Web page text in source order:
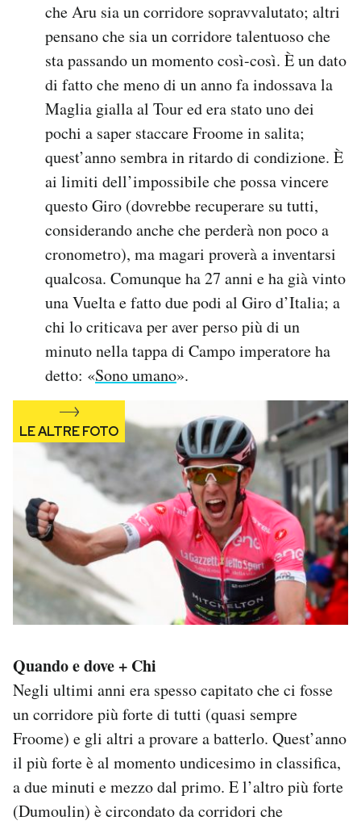
che Aru sia un corridore sopravvalutato; altri
pensano che sia un corridore talentuoso che
sta passando un momento così-così. È un dato
di fatto che meno di un anno fa indossava la
Maglia gialla al Tour ed era stato uno dei
pochi a saper staccare Froome in salita;
quest’anno sembra in ritardo di condizione. È
ai limiti dell’impossibile che possa vincere
questo Giro (dovrebbe recuperare su tutti,
considerando anche che perderà non poco a
cronometro), ma magari proverà a inventarsi
qualcosa. Comunque ha 27 anni e ha già vinto
una Vuelta e fatto due podi al Giro d’Italia; a
chi lo criticava per aver perso più di un
minuto nella tappa di Campo imperatore ha
detto: «Sono umano».
Quando e dove + Chi
Negli ultimi anni era spesso capitato che ci fosse
un corridore più forte di tutti (quasi sempre
Froome) e gli altri a provare a batterlo. Quest’anno
il più forte è al momento undicesimo in classifica,
a due minuti e mezzo dal primo. E l’altro più forte
(Dumoulin) è circondato da corridori che